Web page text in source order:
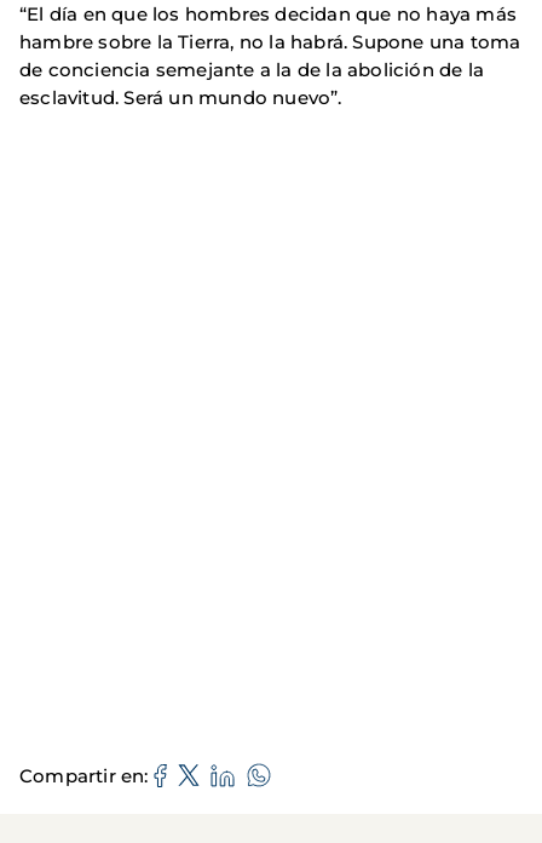
“El día en que los hombres decidan que no haya más
hambre sobre la Tierra, no la habrá. Supone una toma
de conciencia semejante a la de la abolición de la
esclavitud. Será un mundo nuevo”.
Compartir en